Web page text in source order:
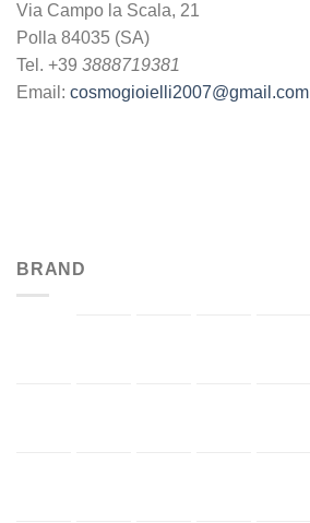
Via Campo la Scala, 21
Polla 84035 (SA)
Tel. +39 3888719381
Email: cosmogioielli2007@gmail.com
BRAND